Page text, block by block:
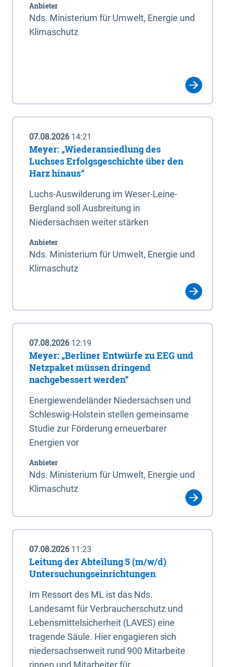
Anbieter
Nds. Ministerium für Umwelt, Energie und
Klimaschutz
07.08.2026 14:21
Meyer: „Wiederansiedlung des
Luchses Erfolgsgeschichte über den
Harz hinaus“
Luchs-Auswilderung im Weser-Leine-
Bergland soll Ausbreitung in
Niedersachsen weiter stärken
Anbieter
Nds. Ministerium für Umwelt, Energie und
Klimaschutz
07.08.2026 12:19
Meyer: „Berliner Entwürfe zu EEG und
Netzpaket müssen dringend
nachgebessert werden“
Energiewendeländer Niedersachsen und
Schleswig-Holstein stellen gemeinsame
Studie zur Förderung erneuerbarer
Energien vor
Anbieter
Nds. Ministerium für Umwelt, Energie und
Klimaschutz
07.08.2026 11:23
Leitung der Abteilung 5 (m/w/d)
Untersuchungseinrichtungen
Im Ressort des ML ist das Nds.
Landesamt für Verbraucherschutz und
Lebensmittelsicherheit (LAVES) eine
tragende Säule. Hier engagieren sich
niedersachsenweit rund 900 Mitarbeite